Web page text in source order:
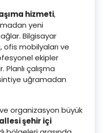
hizmeti,
yeni
Bilgisayar
ofis mobilyaları ve
ekipler
Planlı çalışma
uğramadan
ve organizasyon büyük
şehir içi